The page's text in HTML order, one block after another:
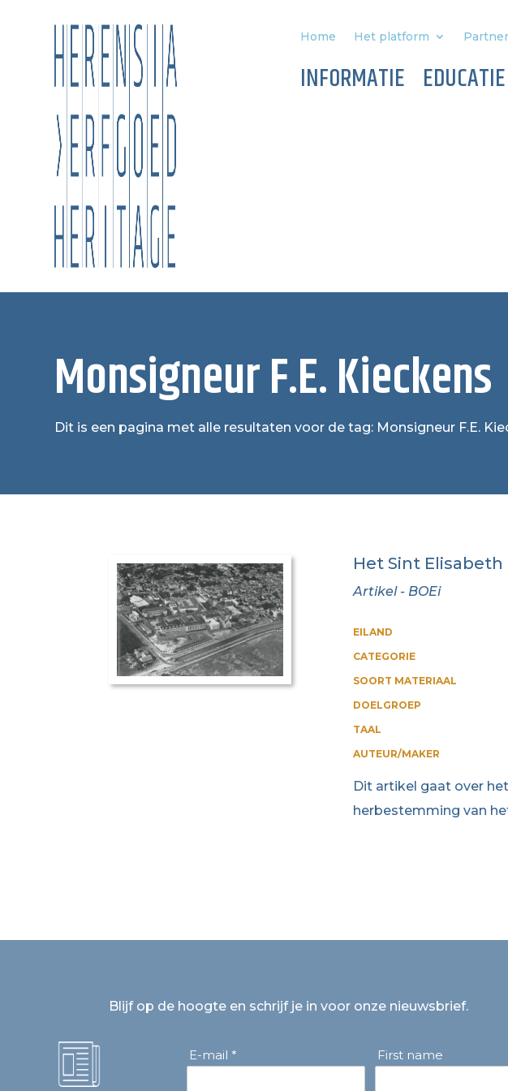
Home Het platform
INFORMATIE EDUCATIE
Monsigneur F.E. Kieckens
Dit is een pagina met alle resultaten voor de tag: Monsigneur F.E.
Het Sint
Artikel - BOEi
EILAND
CATEGORIE
SOORT MATERIAAL
DOELGROEP
TAAL
AUTEUR/MAKER
Dit artikel gaat over
herbestemming van
Blijf op de hoogte en schrijf je in voor onze nieuwsbrief.
E-mail * First name